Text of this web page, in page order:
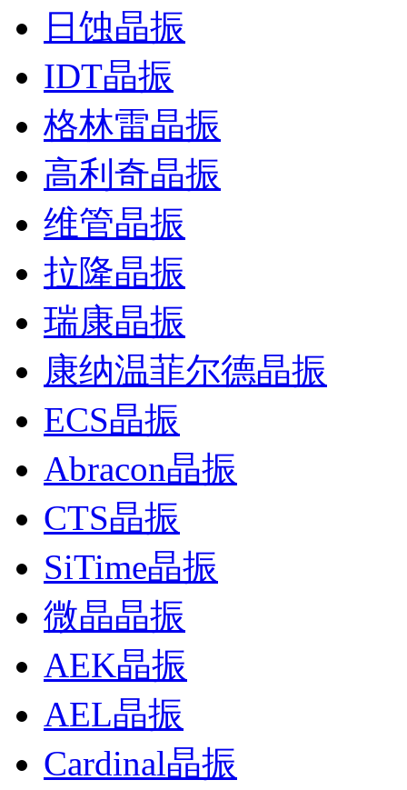
日蚀晶振
IDT晶振
格林雷晶振
高利奇晶振
维管晶振
拉隆晶振
瑞康晶振
康纳温菲尔德晶振
ECS晶振
Abracon晶振
CTS晶振
SiTime晶振
微晶晶振
AEK晶振
AEL晶振
Cardinal晶振